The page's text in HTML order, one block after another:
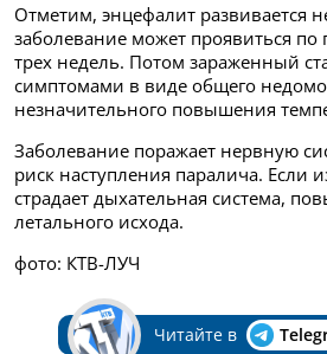
Отметим, энцефалит развивается
заболевание может проявиться
трех недель. Потом зараженный
симптомами в виде общего
незначительного повышения
Заболевание поражает нервную
риск наступления паралича. Если
страдает дыхательная система,
летального исхода.
фото: КТВ-ЛУЧ
Читайте в